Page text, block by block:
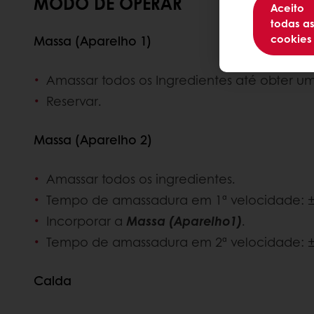
Massa (Aparelho 1)
Amassar todos os Ingredientes até obter
Reservar.
Massa (Aparelho 2)
Amassar todos os ingredientes.
Tempo de amassadura em 1ª velocidade:
Incorporar a Massa (Aparelho1).
Tempo de amassadura em 2ª velocidade:
Calda
Aceito
todas as
cookies